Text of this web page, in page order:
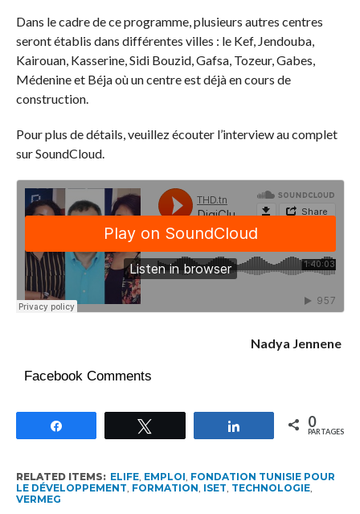
Dans le cadre de ce programme, plusieurs autres centres
seront établis dans différentes villes : le Kef, Jendouba,
Kairouan, Kasserine, Sidi Bouzid, Gafsa, Tozeur, Gabes,
Médenine et Béja où un centre est déjà en cours de
construction.
Pour plus de détails, veuillez écouter l’interview au complet
sur SoundCloud.
Nadya Jennene
Facebook Comments
Partagez 0
PARTAGES
RELATED ITEMS: ELIFE, EMPLOI, FONDATION TUNISIE POUR
LE DÉVELOPPEMENT, FORMATION, ISET, TECHNOLOGIE,
VERMEG